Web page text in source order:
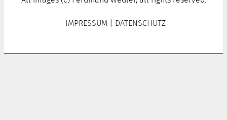
IMPRESSUM | DATENSCHUTZ